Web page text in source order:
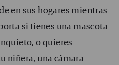
en sus hogares mientras
si tienes una mascota
o quieres
niñera, una cámara